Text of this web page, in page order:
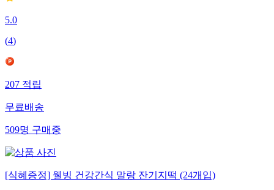
5.0
(4)
207 적립
무료배송
509명 구매중
[식혜증정] 웰빙 건강간식 말랑 잔기지떡 (24개입)